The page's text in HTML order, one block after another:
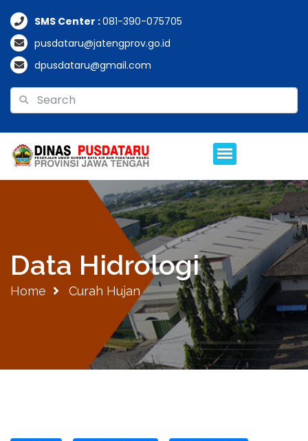
SMS Center :081-390-075705
pusdataru@jatengprov.go.id
dpusdataru@gmail.com
Data Hidrologi
Home Curah Hujan